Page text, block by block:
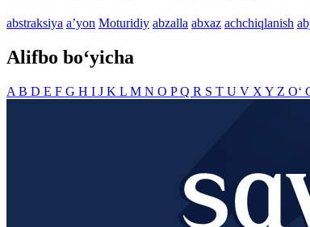
abstraksiya aʼyon Moturidiy abzalla abxaz achchiqlanish
Alifbo bo‘yicha
A B D E F G H I J K L M N O PQ R S T U V X Y Z O‘